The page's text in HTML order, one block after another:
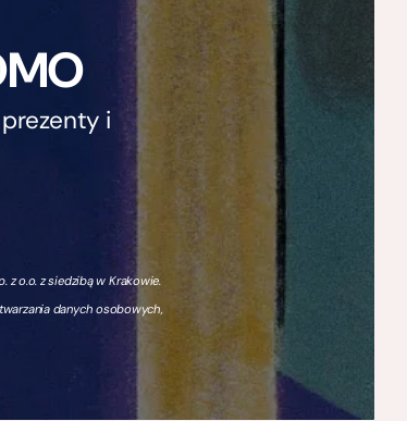
i
o.o. z siedzibą w Krakowie.
danych osobowych,